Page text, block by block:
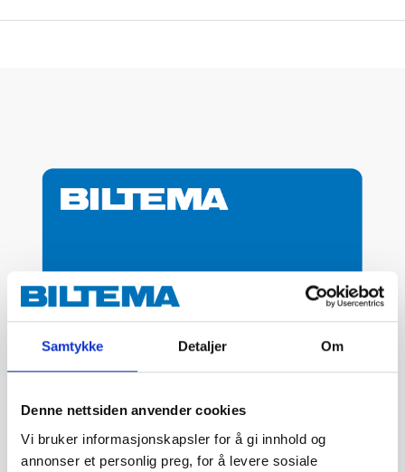
Samtykke Detaljer Om
Denne nettsiden anvender cookies
Vi bruker informasjonskapsler for å gi innhold og
annonser et personlig preg, for å levere sosiale